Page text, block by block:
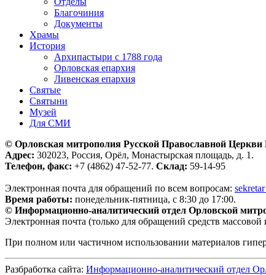
Благочиния
Документы
Храмы
История
Архипастыри с 1788 года
Орловская епархия
Ливенская епархия
Святые
Святыни
Музей
Для СМИ
© Орловская митрополия Русской Православной Церкви
Адрес: 302023, Россия, Орёл, Монастырская площадь, д. 1.
Телефон, факс: +7 (4862) 47-52-77. Склад: 59-14-95
Электронная почта для обращений по всем вопросам:
Время работы: понедельник-пятница, с 8:30 до 17:00.
© Информационно-аналитический отдел Орловской
Электронная почта (только для обращений средств
При полном или частичном использовании материалов
Разбработка сайта: Информационно-аналитический отдел